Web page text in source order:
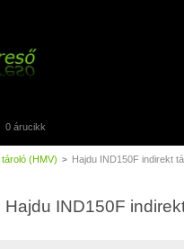
0 árucikk
(HMV) > Hajdu IND150F indirekt
Hajdu IND150F